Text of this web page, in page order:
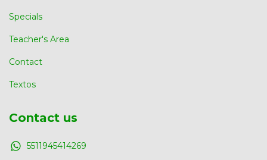
Specials
Teacher's Area
Contact
Textos
Contact us
5511945414269